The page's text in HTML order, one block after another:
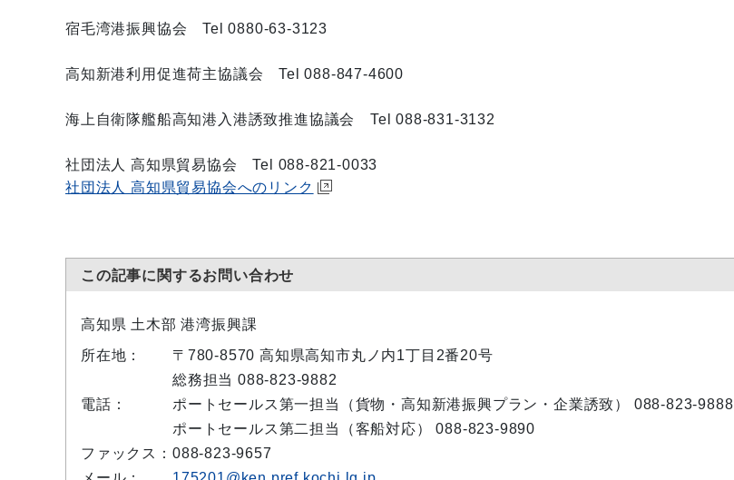
宿毛湾港振興協会 Tel 0880-63-3123
高知新港利用促進荷主協議会 Tel 088-847-4600
海上自衛隊艦船高知港入港誘致推進協議会 Tel 088-831-3132
社団法人 高知県貿易協会 Tel 088-821-0033
社団法人 高知県貿易協会へのリンク
この記事に関するお問い合わせ
高知県 土木部 港湾振興課
所在地：
〒780-8570 高知県高知市丸ノ内1丁目2番20号
電話：
総務担当 088-823-9882
ポートセールス第一担当（貨物・高知新港振興プラン・企業誘致） 088-823-9888
ポートセールス第二担当（客船対応） 088-823-9890
ファックス： 088-823-9657